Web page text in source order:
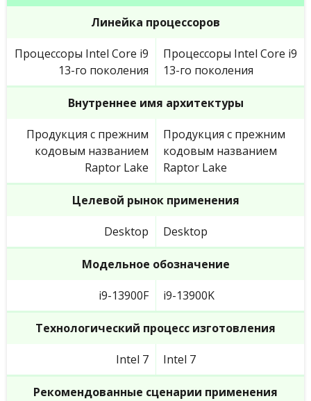
Линейка процессоров
Процессоры Intel Core i9
13-го поколения
Процессоры Intel Core i9
13-го поколения
Внутреннее имя архитектуры
Продукция с прежним
кодовым названием
Raptor Lake
Продукция с прежним
кодовым названием
Raptor Lake
Целевой рынок применения
Desktop Desktop
Модельное обозначение
i9-13900F i9-13900K
Технологический процесс изготовления
Intel 7 Intel 7
Рекомендованные сценарии применения